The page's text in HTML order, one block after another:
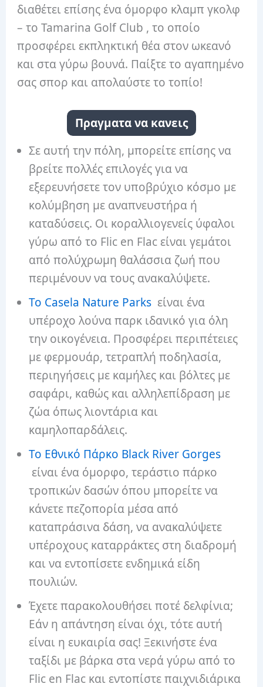
διαθέτει επίσης ένα όμορφο κλαμπ γκολφ
– το Tamarina Golf Club , το οποίο
προσφέρει εκπληκτική θέα στον ωκεανό
και στα γύρω βουνά. Παίξτε το αγαπημένο
σας σπορ και απολαύστε το τοπίο!
Πραγματα να κανεις
Σε αυτή την πόλη, μπορείτε επίσης να
βρείτε πολλές επιλογές για να
εξερευνήσετε τον υποβρύχιο κόσμο με
κολύμβηση με αναπνευστήρα ή
καταδύσεις. Οι κοραλλιογενείς ύφαλοι
γύρω από το Flic en Flac είναι γεμάτοι
από πολύχρωμη θαλάσσια ζωή που
περιμένουν να τους ανακαλύψετε.
Το Casela Nature Parks είναι ένα
υπέροχο λούνα παρκ ιδανικό για όλη
την οικογένεια. Προσφέρει περιπέτειες
με φερμουάρ, τετραπλή ποδηλασία,
περιηγήσεις με καμήλες και βόλτες με
σαφάρι, καθώς και αλληλεπίδραση με
ζώα όπως λιοντάρια και
καμηλοπαρδάλεις.
Το Εθνικό Πάρκο Black River Gorges
είναι ένα όμορφο, τεράστιο πάρκο
τροπικών δασών όπου μπορείτε να
κάνετε πεζοπορία μέσα από
καταπράσινα δάση, να ανακαλύψετε
υπέροχους καταρράκτες στη διαδρομή
και να εντοπίσετε ενδημικά είδη
πουλιών.
Έχετε παρακολουθήσει ποτέ δελφίνια;
Εάν η απάντηση είναι όχι, τότε αυτή
είναι η ευκαιρία σας! Ξεκινήστε ένα
ταξίδι με βάρκα στα νερά γύρω από το
Flic en Flac και εντοπίστε παιχνιδιάρικα